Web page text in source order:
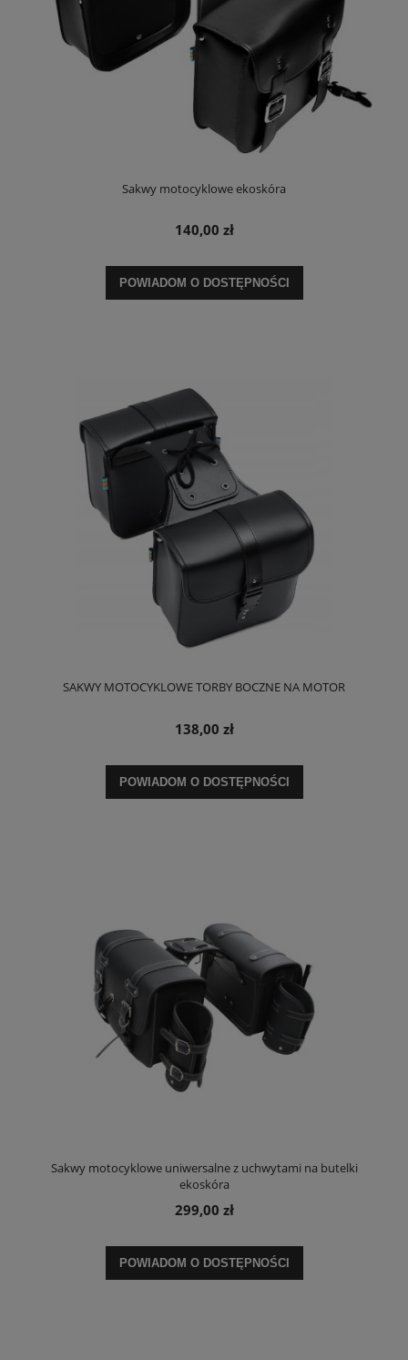
Sakwy motocyklowe ekoskóra
140,00 zł
POWIADOM O DOSTĘPNOŚCI
SAKWY MOTOCYKLOWE TORBY BOCZNE NA MOTOR
138,00 zł
POWIADOM O DOSTĘPNOŚCI
Sakwy motocyklowe uniwersalne z uchwytami na butelki
ekoskóra
299,00 zł
POWIADOM O DOSTĘPNOŚCI